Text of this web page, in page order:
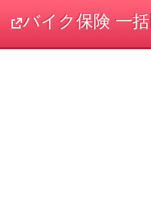
バイク保険 一